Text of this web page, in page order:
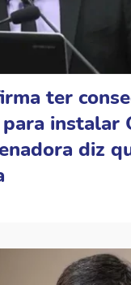
ter
instalar
diz